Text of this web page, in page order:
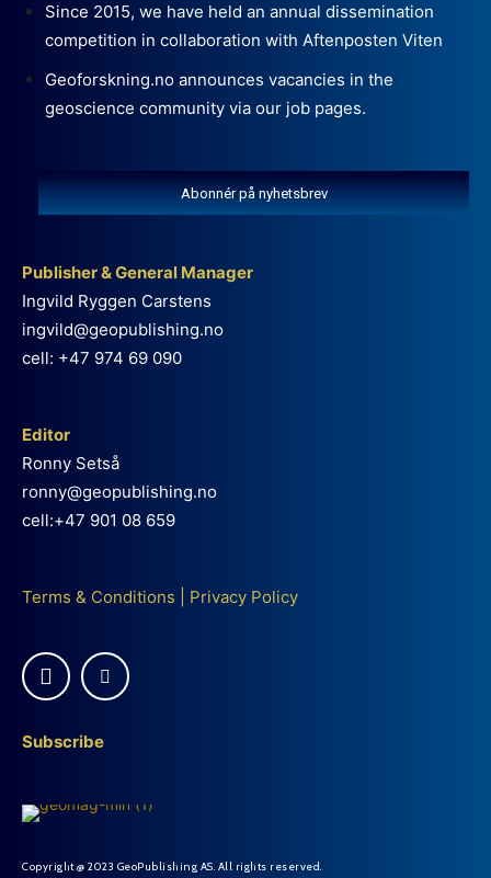
Since 2015, we have held an annual dissemination
competition in collaboration with Aftenposten Viten
Geoforskning.no announces vacancies in the
geoscience community via our job pages.
Abonnér på nyhetsbrev
Publisher & General Manager
Ingvild Ryggen Carstens
ingvild@geopublishing.no
cell: +47 974 69 090
Editor
Ronny Setså
ronny@geopublishing.no
cell:+47 901 08 659
Terms & Conditions Privacy Policy
Subscribe
Copyright @ 2023 GeoPublishing AS. All rights reserved.